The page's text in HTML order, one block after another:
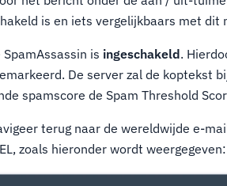
is en iets vergelijkbaars met dit
SpamAssassin is ingeschakeld.
De server zal de koptekst
spamscore de Spam Threshold
terug naar de wereldwijde e-
zoals hieronder wordt weergegeven: